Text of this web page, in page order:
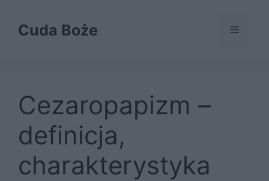
treściCuda Boże Menu
Cezaropapizm –
definicja,
charakterystyka